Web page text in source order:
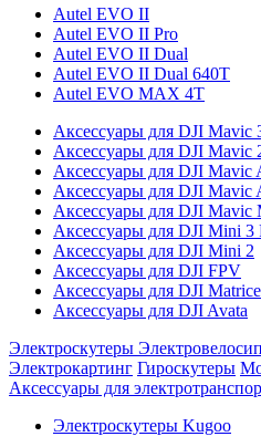
Autel EVO II
Autel EVO II Pro
Autel EVO II Dual
Autel EVO II Dual 640T
Autel EVO MAX 4T
Аксессуары для DJI Mavic
Аксессуары для DJI Mavic
Аксессуары для DJI Mavic
Аксессуары для DJI Mavic
Аксессуары для DJI Mavic
Аксессуары для DJI Mini 3
Аксессуары для DJI Mini 2
Аксессуары для DJI FPV
Аксессуары для DJI Matrice
Аксессуары для DJI Avata
Электроскутеры
Электрокартинг Гироскутеры
Аксессуары для
Электроскутеры Kugoo